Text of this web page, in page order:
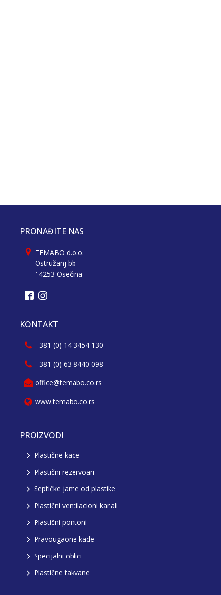
PRONAĐITE NAS
TEMABO d.o.o.
Ostružanj bb
14253 Osečina
KONTAKT
+381 (0) 14 3454 130
+381 (0) 63 8440 098
office@temabo.co.rs
www.temabo.co.rs
PROIZVODI
Plastične kace
Plastični rezervoari
Septičke jame od plastike
Plastični ventilacioni kanali
Plastični pontoni
Pravougaone kade
Specijalni oblici
Plastične takvane